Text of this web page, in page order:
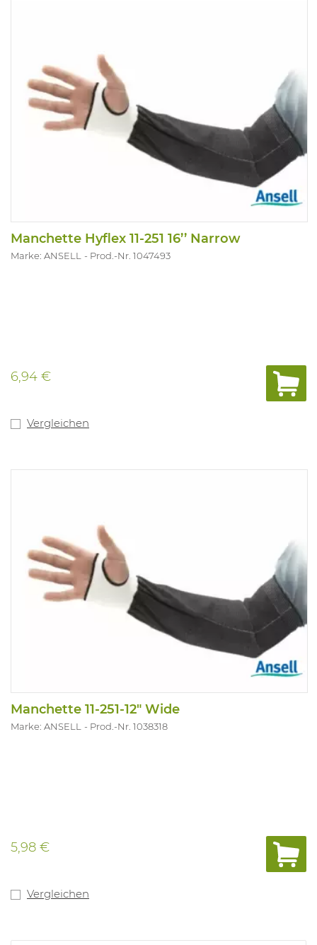
Manchette Hyflex 11-251 16’’ Narrow
Marke: ANSELL Prod.-Nr. 1047493
6,94 €
Vergleichen
Manchette 11-251-12" Wide
Marke: ANSELL Prod.-Nr. 1038318
5,98 €
Vergleichen